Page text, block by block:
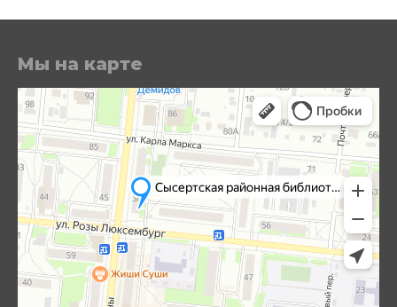
Мы на карте